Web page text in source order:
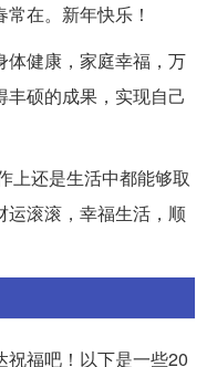
在。新年快乐！
体健康，家庭幸福，万
硕的成果，实现自己
上还是生活中都能够取
滚滚，幸福生活，顺
祝福吧！以下是一些20